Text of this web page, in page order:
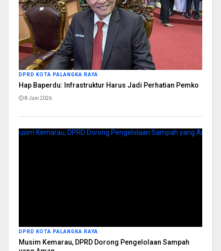
DPRD KOTA PALANGKA RAYA
Hap Baperdu: Infrastruktur Harus Jadi Perhatian Pemko
8 Juni 2026
DPRD KOTA PALANGKA RAYA
Musim Kemarau, DPRD Dorong Pengelolaan Sampah